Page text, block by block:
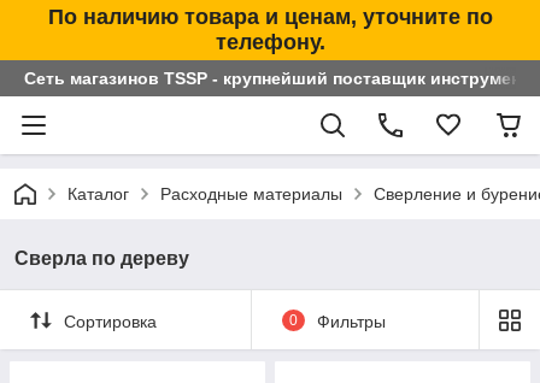
По наличию товара и ценам, уточните по
телефону.
Сеть магазинов TSSP - крупнейший поставщик
Каталог Расходные материалы Сверление и
Сверла по дереву
Сортировка 0 Фильтры